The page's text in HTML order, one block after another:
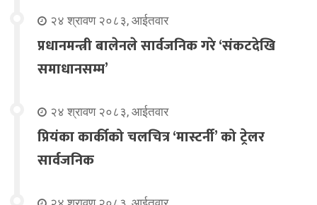
२४ श्रावण २०८३, आईतवार
प्रधानमन्त्री बालेनले सार्वजनिक गरे ‘संकटदेखि
समाधानसम्म’
२४ श्रावण २०८३, आईतवार
प्रियंका कार्कीको चलचित्र ‘मास्टर्नी’ को ट्रेलर
सार्वजनिक